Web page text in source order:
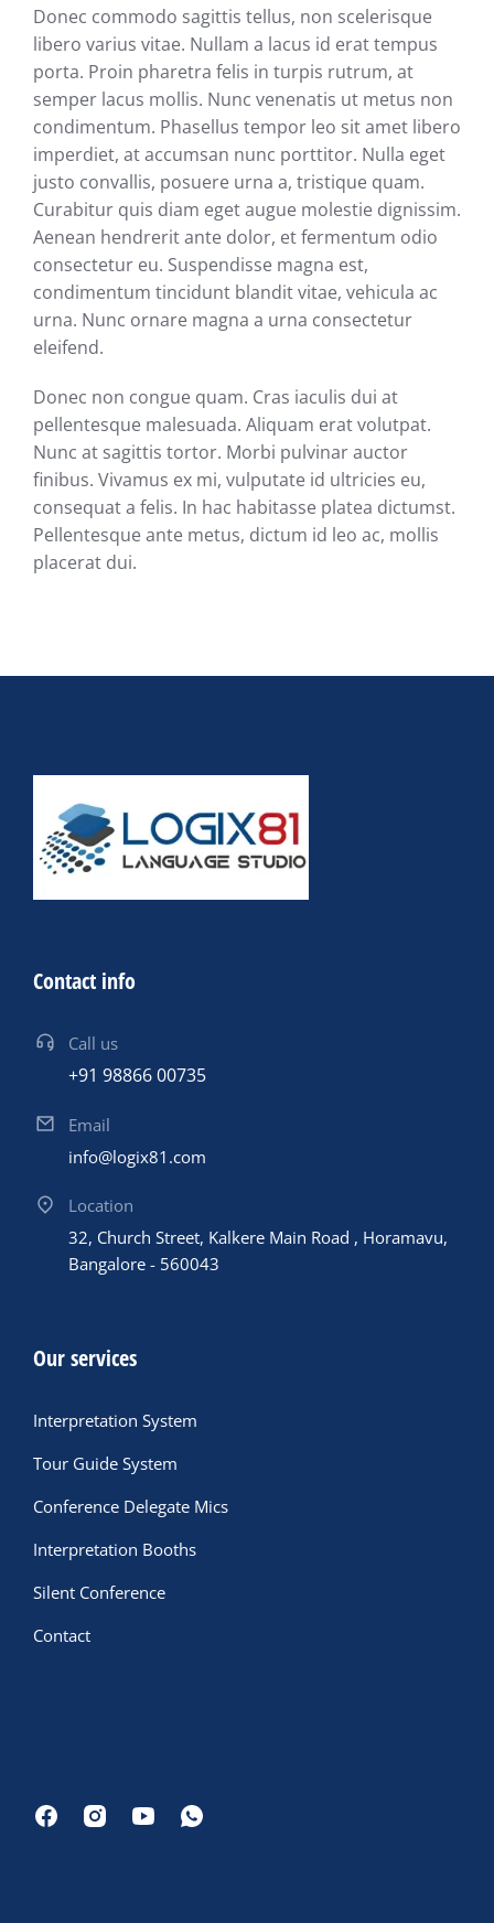
Donec commodo sagittis tellus, non scelerisque
libero varius vitae. Nullam a lacus id erat tempus
porta. Proin pharetra felis in turpis rutrum, at
semper lacus mollis. Nunc venenatis ut metus non
condimentum. Phasellus tempor leo sit amet libero
imperdiet, at accumsan nunc porttitor. Nulla eget
justo convallis, posuere urna a, tristique quam.
Curabitur quis diam eget augue molestie dignissim.
Aenean hendrerit ante dolor, et fermentum odio
consectetur eu. Suspendisse magna est,
condimentum tincidunt blandit vitae, vehicula ac
urna. Nunc ornare magna a urna consectetur
eleifend.
Donec non congue quam. Cras iaculis dui at
pellentesque malesuada. Aliquam erat volutpat.
Nunc at sagittis tortor. Morbi pulvinar auctor
finibus. Vivamus ex mi, vulputate id ultricies eu,
consequat a felis. In hac habitasse platea dictumst.
Pellentesque ante metus, dictum id leo ac, mollis
placerat dui.
Contact info
Call us
+91 98866 00735
Email
info@logix81.com
Location
32, Church Street, Kalkere Main Road , Horamavu,
Bangalore - 560043
Our services
Interpretation System
Tour Guide System
Conference Delegate Mics
Interpretation Booths
Silent Conference
Contact